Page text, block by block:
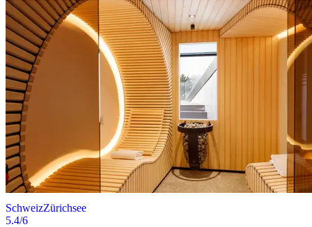
SchweizZürichsee
5.4/6